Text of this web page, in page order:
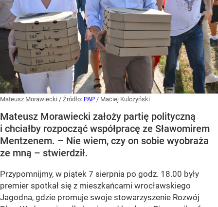
Mateusz Morawiecki / Źródło: PAP / Maciej Kulczyński
Mateusz Morawiecki założy partię polityczną
i chciałby rozpocząć współpracę ze Sławomirem
Mentzenem. – Nie wiem, czy on sobie wyobraża
ze mną – stwierdził.
Przypomnijmy, w piątek 7 sierpnia po godz. 18.00 były
premier spotkał się z mieszkańcami wrocławskiego
Jagodna, gdzie promuje swoje stowarzyszenie Rozwój